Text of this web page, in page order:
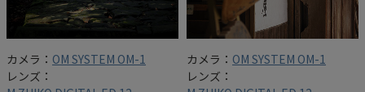
カメラ： OM SYSTEM OM-1
レンズ：
カメラ： OM SYSTEM OM-1
レンズ：